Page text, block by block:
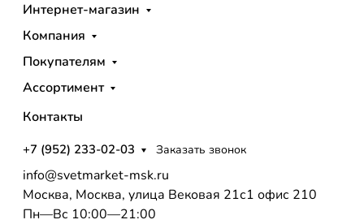
Интернет-магазин
Компания
Покупателям
Ассортимент
Контакты
+7 (952) 233-02-03 Заказать звонок
info@svetmarket-msk.ru
Москва, Москва, улица Вековая 21с1 офис 210
Пн—Вс 10:00—21:00